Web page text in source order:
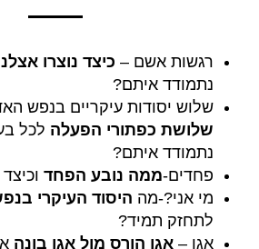
רגשות אשם – כיצד נוצרו
נתמודד איתם?
שלוש יסודות עיקריים בנפש
שלושת כפתורי הפעלה לכל
נתמודד איתם?
פחדים-ממה נובע הפחד
מי אני?-מה היסוד העיקרי
לתחזק תמיד?
אגו – אגו הורס מול אגו בונה